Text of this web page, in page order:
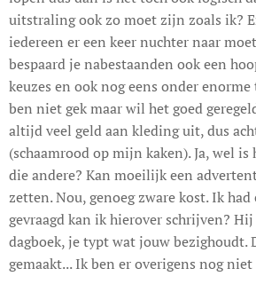
uitstraling ook zo moet zijn zoals ik?
iedereen er een keer nuchter naar
bespaard je nabestaanden ook een
keuzes en ook nog eens onder
ben niet gek maar wil het goed
altijd veel geld aan kleding uit, dus
(schaamrood op mijn kaken). Ja, wel
die andere? Kan moeilijk een
zetten. Nou, genoeg zware kost. Ik had
gevraagd kan ik hierover schrijven?
dagboek, je typt wat jouw bezighoudt.
gemaakt... Ik ben er overigens nog